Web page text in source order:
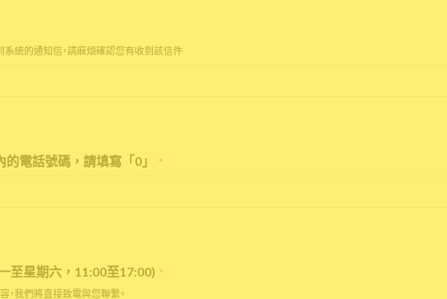
系統的通知信，請麻煩確認您有收到該信件
電話號碼，請填寫「0」 *
至星期六，11:00至17:00) *
，我們將直接致電與您聯繫。